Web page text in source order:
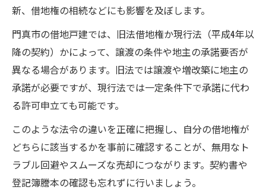
新、借地権の相続などにも影響を及ぼします。
門真市の借地戸建では、旧法借地権か現行法（平成4年以
降の契約）かによって、譲渡の条件や地主の承諾要否が
異なる場合があります。旧法では譲渡や増改築に地主の
承諾が必要ですが、現行法では一定条件下で承諾に代わ
る許可申立ても可能です。
このような法令の違いを正確に把握し、自分の借地権が
どちらに該当するかを事前に確認することが、無用なト
ラブル回避やスムーズな売却につながります。契約書や
登記簿謄本の確認も忘れずに行いましょう。